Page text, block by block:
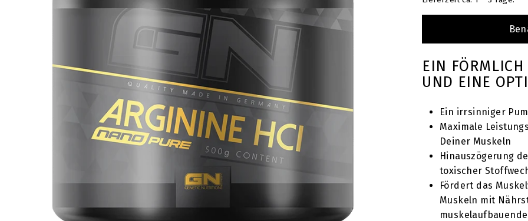
EIN
UND EINE
Ein irrsinniger
Maximale
Deiner Muskeln
Hinauszögerung
toxischer
Fördert das
Muskeln mit